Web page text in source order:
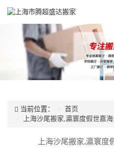
当前位置：
首页
上海沙尾搬家,瀛寰度假世嘉
上海沙尾搬家,瀛寰度